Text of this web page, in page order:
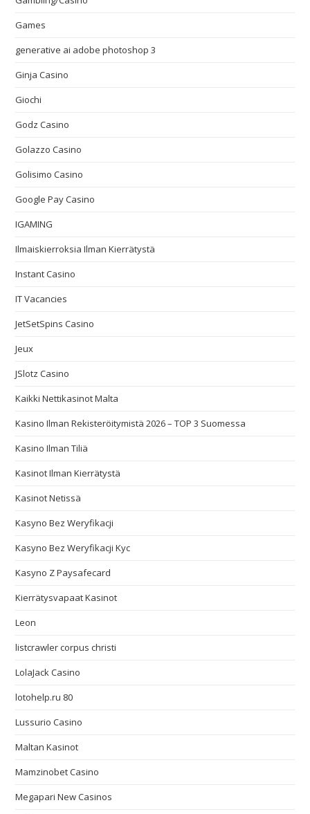
Games
generative ai adobe photoshop 3
Ginja Casino
Giochi
Godz Casino
Golazzo Casino
Golisimo Casino
Google Pay Casino
IGAMING
Ilmaiskierroksia Ilman Kierrätystä
Instant Casino
IT Vacancies
JetSetSpins Casino
Jeux
JSlotz Casino
Kaikki Nettikasinot Malta
Kasino Ilman Rekisteröitymistä 2026 – TOP 3 Suomessa
Kasino Ilman Tiliä
Kasinot Ilman Kierrätystä
Kasinot Netissä
Kasyno Bez Weryfikacji
Kasyno Bez Weryfikacji Kyc
Kasyno Z Paysafecard
Kierrätysvapaat Kasinot
Leon
listcrawler corpus christi
LolaJack Casino
lotohelp.ru 80
Lussurio Casino
Maltan Kasinot
Mamzinobet Casino
Megapari New Casinos